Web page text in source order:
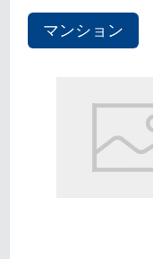
マンション